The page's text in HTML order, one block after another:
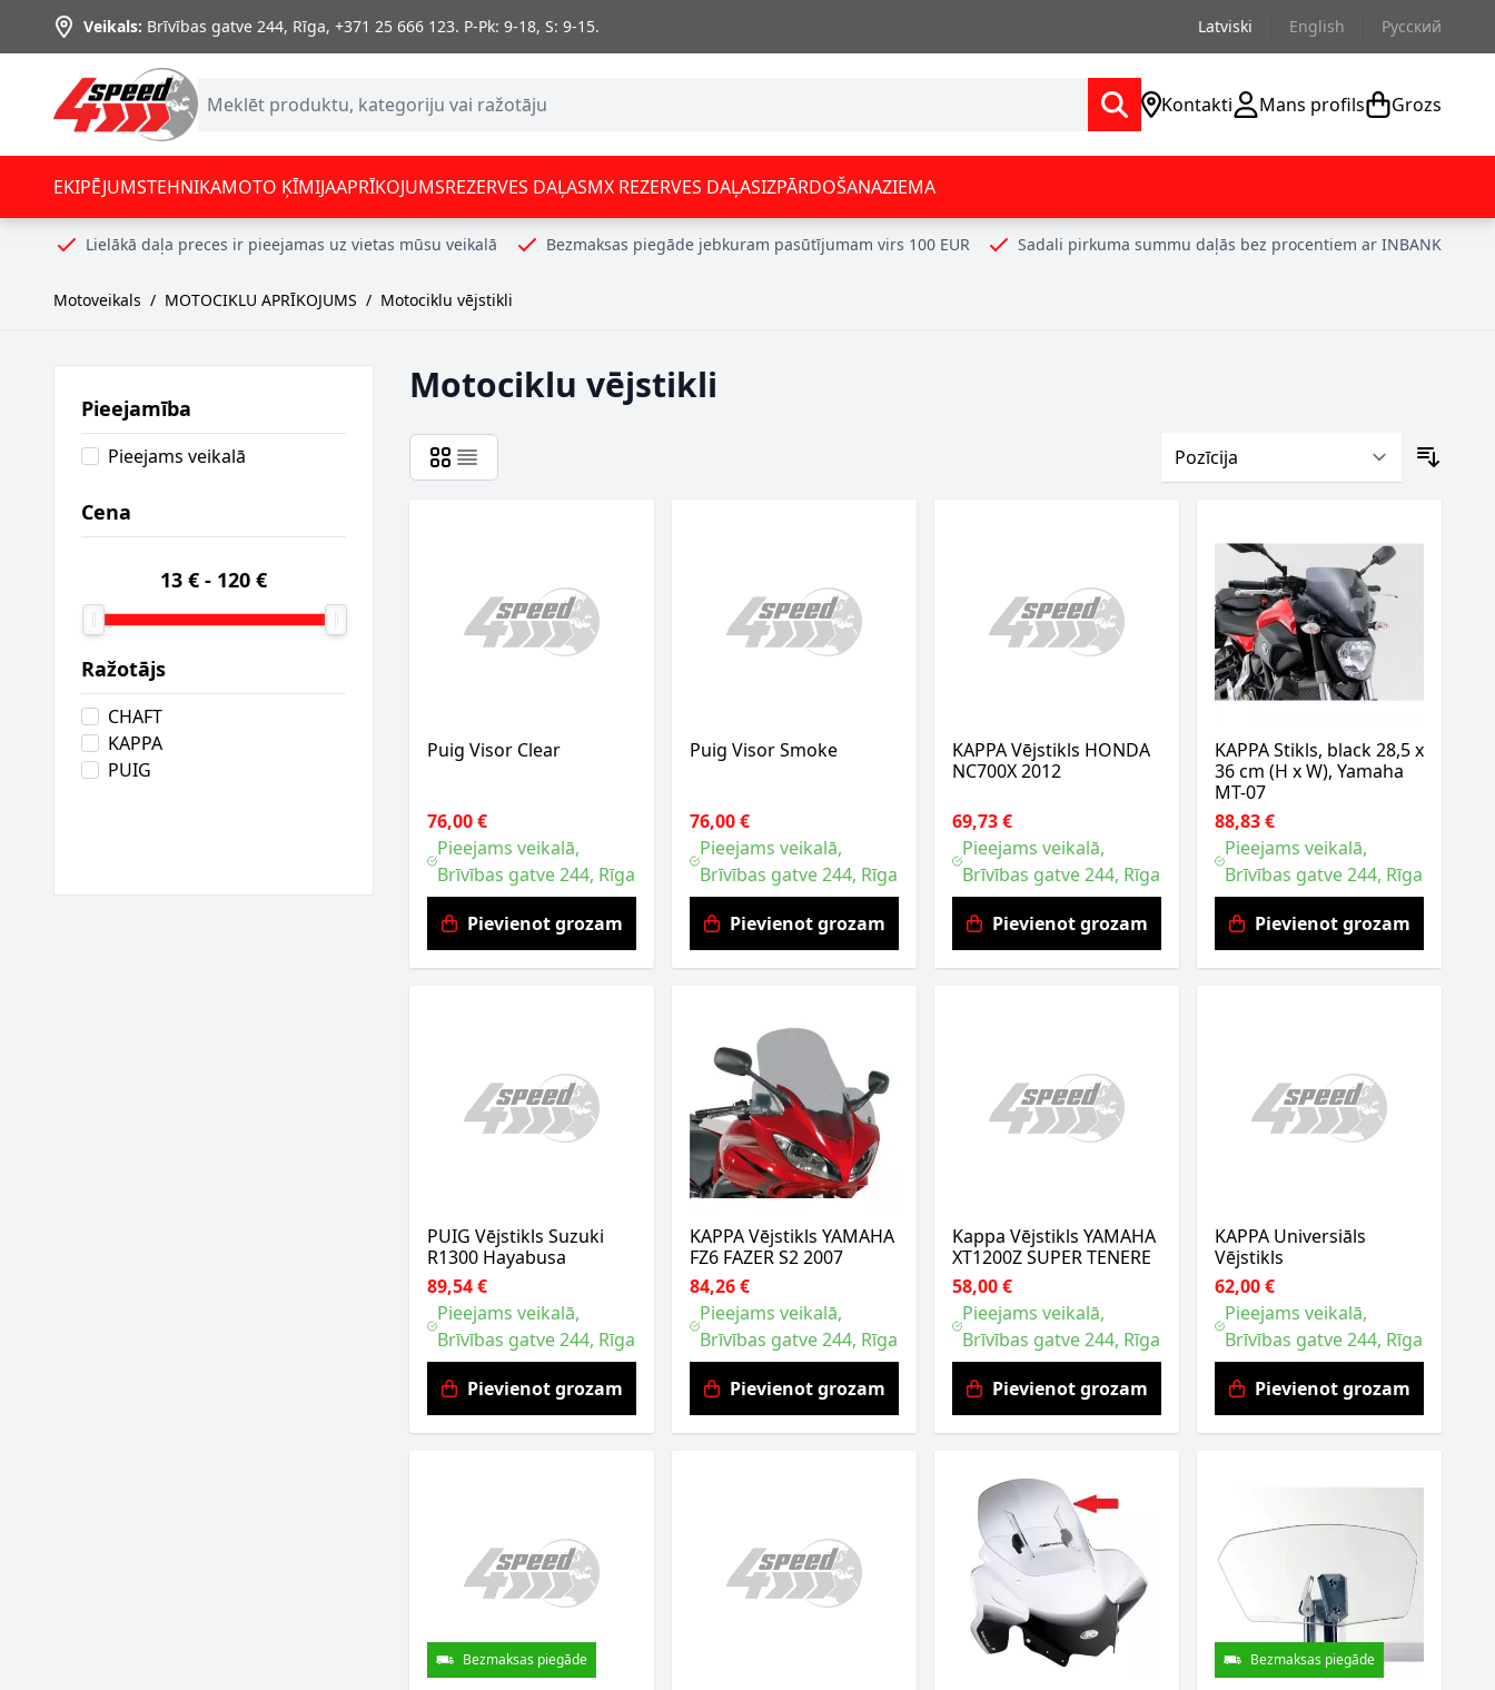
Skip to Content
Veikals: Brīvības gatve 244, Rīga, +371 25 666 123. P-Pk: 9-18, S: 9-15. Latviski English Русский
Kontakti Mans profils Grozs
EKIPĒJUMSTEHNIKAMOTO ĶĪMIJAAPRĪKOJUMSREZERVES DAĻASMX REZERVES DAĻASIZPĀRDOŠANAZIEMA
Lielākā daļa preces ir pieejamas uz vietas mūsu veikalā Bezmaksas piegāde jebkuram pasūtījumam virs 100 EUR Sadali pirkuma summu daļās bez procentiem ar INBANK
Motoveikals / MOTOCIKLU APRĪKOJUMS / Motociklu vējstikli
Pieejamība
Pieejams veikalā
Cena
13 € - 120 €
Ražotājs
CHAFT
KAPPA
PUIG
Motociklu vējstikli
Puig Visor Clear
76,00 €
Pieejams veikalā,
Brīvības gatve 244, Rīga
Pievienot grozam
Puig Visor Smoke
76,00 €
Pieejams veikalā,
Brīvības gatve 244, Rīga
Pievienot grozam
KAPPA Vējstikls HONDA
NC700X 2012
69,73 €
Pieejams veikalā,
Brīvības gatve 244, Rīga
Pievienot grozam
KAPPA Stikls, black 28,5 x
36 cm (H x W), Yamaha
MT-07
88,83 €
Pieejams veikalā,
Brīvības gatve 244, Rīga
Pievienot grozam
PUIG Vējstikls Suzuki
R1300 Hayabusa
89,54 €
Pieejams veikalā,
Brīvības gatve 244, Rīga
Pievienot grozam
KAPPA Vējstikls YAMAHA
FZ6 FAZER S2 2007
84,26 €
Pieejams veikalā,
Brīvības gatve 244, Rīga
Pievienot grozam
Kappa Vējstikls YAMAHA
XT1200Z SUPER TENERE
58,00 €
Pieejams veikalā,
Brīvības gatve 244, Rīga
Pievienot grozam
KAPPA Universiāls
Vējstikls
62,00 €
Pieejams veikalā,
Brīvības gatve 244, Rīga
Pievienot grozam
Bezmaksas piegāde Bezmaksas piegāde